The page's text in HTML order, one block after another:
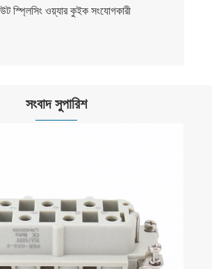
সংবাদ সুপারিশ